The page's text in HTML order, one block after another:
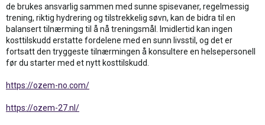
de brukes ansvarlig sammen med sunne spisevaner, regelmessig
trening, riktig hydrering og tilstrekkelig søvn, kan de bidra til en
balansert tilnærming til å nå treningsmål. Imidlertid kan ingen
kosttilskudd erstatte fordelene med en sunn livsstil, og det er
fortsatt den tryggeste tilnærmingen å konsultere en helsepersonell
før du starter med et nytt kosttilskudd.
https://ozem-no.com/
https://ozem-27.nl/